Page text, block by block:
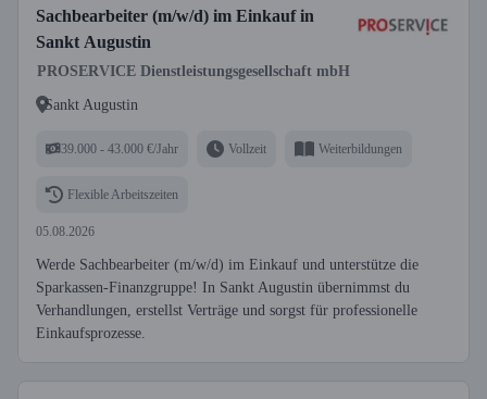
Sachbearbeiter (m/w/d) im Einkauf in
Sankt Augustin
PROSERVICE Dienstleistungsgesellschaft mbH
Sankt Augustin
39.000 - 43.000 €/Jahr Vollzeit Weiterbildungen
Flexible Arbeitszeiten
05.08.2026
Werde Sachbearbeiter (m/w/d) im Einkauf und unterstütze die
Sparkassen-Finanzgruppe! In Sankt Augustin übernimmst du
Verhandlungen, erstellst Verträge und sorgst für professionelle
Einkaufsprozesse.